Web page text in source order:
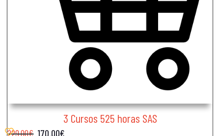
3 Cursos 525 horas SAS
229.00€ 170.00€